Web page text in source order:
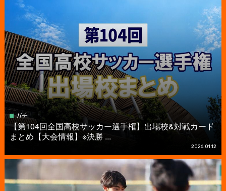
ガチ
【第104回全国高校サッカー選手権】出場校&対戦カード
まとめ【大会情報】※決勝 ...
2026.01.12